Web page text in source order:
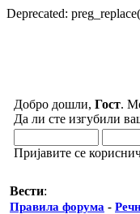
Deprecated:
Добро дошли, Гост.
Да ли сте изгубили
Пријавите се
Вести:
Правила форума -